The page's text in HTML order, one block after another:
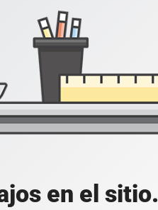
en el sitio.